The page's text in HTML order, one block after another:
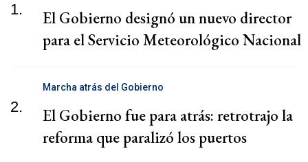
1.
El Gobierno designó un nuevo director
para el Servicio Meteorológico Nacional
2.
Marcha atrás del Gobierno
El Gobierno fue para atrás: retrotrajo la
reforma que paralizó los puertos